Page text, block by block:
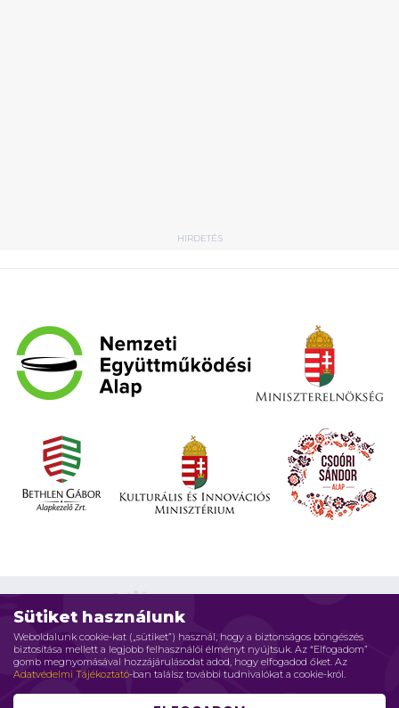
Sütiket használunk
Weboldalunk cookie-kat („sütiket”) használ, hogy a biztonságos böngészés
biztosítása mellett a legjobb felhasználói élményt nyújtsuk. Az “Elfogadom”
gomb megnyomásával hozzájárulásodat adod, hogy elfogadod őket. Az
Adatvédelmi Tájékoztató-ban találsz további tudnivalókat a cookie-król.
HIRDETÉS
Impresszum Adatvédelmi elvek Jogi nyilatkozat